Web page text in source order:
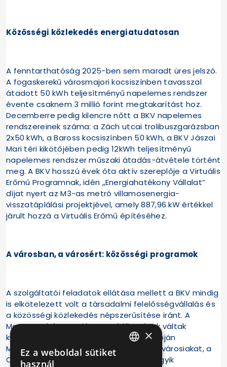
Közösségi közlekedés energiatudatosan
A fenntarthatóság 2025-ben sem maradt üres jelszó.
A fogaskerekű városmajori kocsiszínben tavasszal
átadott 50 kWh teljesítményű napelemes rendszer
évente csaknem 3 millió forint megtakarítást hoz.
Decemberre pedig kilencre nőtt a BKV napelemes
rendszereinek száma: a Zách utcai trolibuszgarázsban
2x50 kWh, a Baross kocsiszínben 50 kWh, a BKV Jászai
Mari téri kikötőjében pedig 12kWh teljesítményű
napelemes rendszer műszaki átadás-átvétele történt
meg. A BKV hosszú évek óta aktív szereplője a Virtuális
Erőmű Programnak, idén „Energiahatékony Vállalat”
díjat nyert az M3-as metró villamosenergia-
visszatáplálási projektjével, amely 887,96 kW értékkel
járult hozzá a Virtuális Erőmű építéséhez.
A városban, a városért: közösségi programok
A szolgáltatói feladatok ellátása mellett a BKV mindig
is elkötelezett volt a társadalmi felelősségvállalás és
a közösségi közlekedés népszerűsítése iránt. A
Magyar Kultúra Napján metróállomások váltak
kulturális terekké, Budapest születésnapján
Metrófesztivál és Bulivillamos várta a fővárosiakat, a
Cukorbetegség Világnapján pedig az egyik
×
Ez a weboldal sütiket
használ